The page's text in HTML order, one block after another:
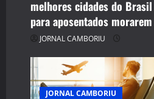
o
n
melhores cidades do Brasil
para aposentados morarem
JORNAL CAMBORIU
JORNAL CAMBORIU